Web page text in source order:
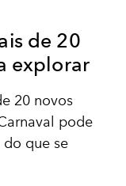
de 20
explorar
20 novos
pode
que se